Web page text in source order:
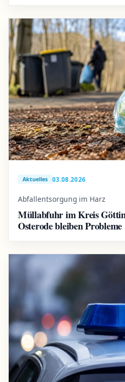
Aktuelles 03.08.2026
Abfallentsorgung im Harz
Müllabfuhr im Kreis
Osterode bleiben Probleme